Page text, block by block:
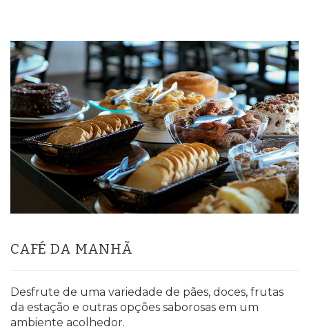
CAFÉ DA MANHÃ
Desfrute de uma variedade de pães, doces, frutas
da estação e outras opções saborosas em um
ambiente acolhedor.